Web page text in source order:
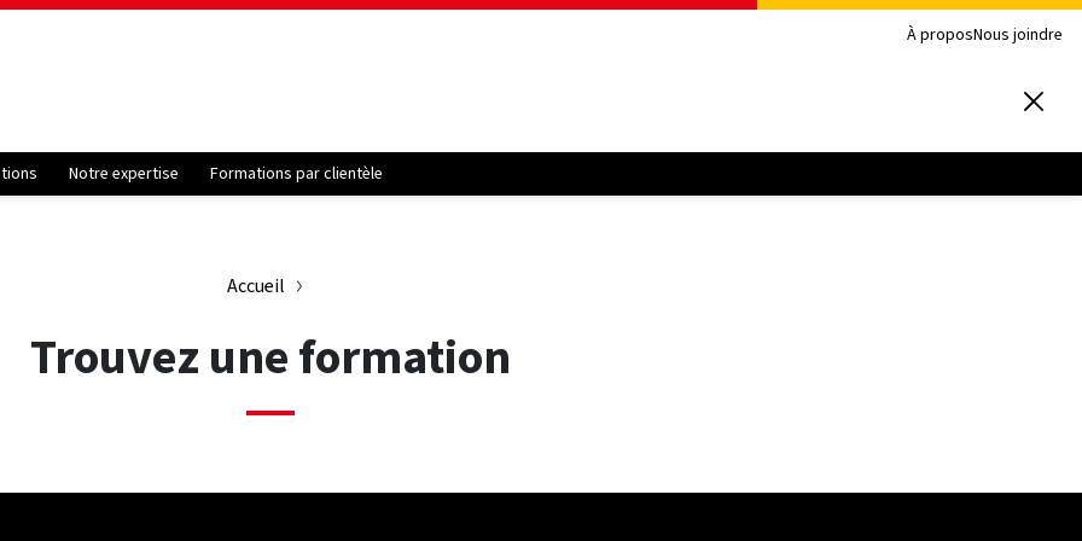
À proposNous joindre
Notre expertise Formations par clientèle
Accueil
Trouvez une formation